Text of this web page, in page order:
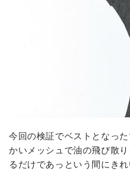
今回の検証でベストとなっ
かいメッシュで油の飛び散
るだけであっという間にきれ